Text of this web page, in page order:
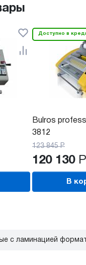
Доступно в
Bulros
3812
123 845 Р
120 130 Р
В
с ламинацией